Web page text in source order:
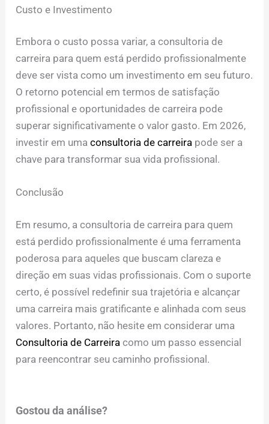
Custo e Investimento
Embora o custo possa variar, a consultoria de
carreira para quem está perdido profissionalmente
deve ser vista como um investimento em seu futuro.
O retorno potencial em termos de satisfação
profissional e oportunidades de carreira pode
superar significativamente o valor gasto. Em 2026,
investir em umaconsultoria de carreira pode ser a
chave para transformar sua vida profissional.
Conclusão
Em resumo, a consultoria de carreira para quem
está perdido profissionalmente é uma ferramenta
poderosa para aqueles que buscam clareza e
direção em suas vidas profissionais. Com o suporte
certo, é possível redefinir sua trajetória e alcançar
uma carreira mais gratificante e alinhada com seus
valores. Portanto, não hesite em considerar uma
Consultoria de Carreira como um passo essencial
para reencontrar seu caminho profissional.
Gostou da análise?